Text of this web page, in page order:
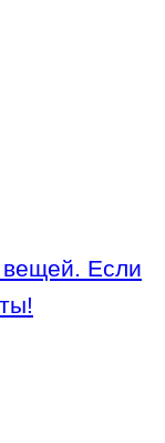
вещей. Если